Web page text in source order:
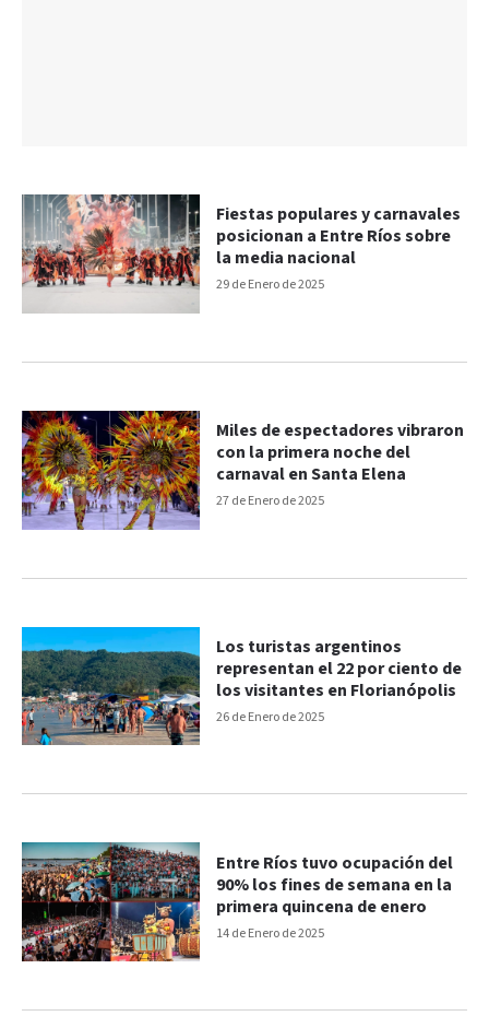
29 de Enero de 2025
Fiestas populares y carnavales
posicionan a Entre Ríos sobre
la media nacional
27 de Enero de 2025
Miles de espectadores vibraron
con la primera noche del
carnaval en Santa Elena
26 de Enero de 2025
Los turistas argentinos
representan el 22 por ciento de
los visitantes en Florianópolis
14 de Enero de 2025
Entre Ríos tuvo ocupación del
90% los fines de semana en la
primera quincena de enero